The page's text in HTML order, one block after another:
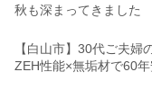
秋も深まってきました
【白山市】30代ご夫
ZEH性能×無垢材で60